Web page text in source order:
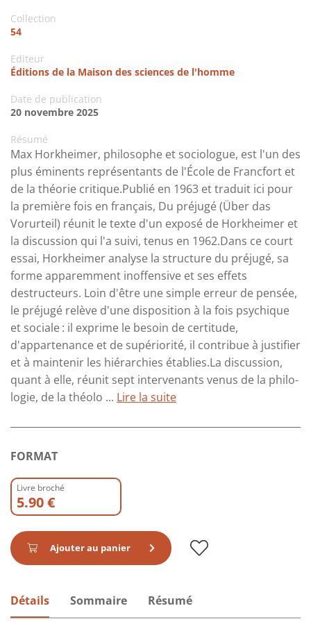
Collection
54
Editeur
Éditions de la Maison des sciences de l'homme
Date de publication
20 novembre 2025
Résumé
Max Horkheimer, philosophe et sociologue, est l'un des
plus éminents représentants de l'École de Francfort et
de la théorie critique.Publié en 1963 et traduit ici pour
la première fois en français, Du préjugé (Über das
Vorurteil) réunit le texte d'un exposé de Horkheimer et
la discussion qui l'a suivi, tenus en 1962.Dans ce court
essai, Horkheimer analyse la structure du préjugé, sa
forme apparemment inoffensive et ses effets
destructeurs. Loin d'être une simple erreur de pensée,
le préjugé relève d'une disposition à la fois psychique
et sociale : il exprime le besoin de certitude,
d'appartenance et de supériorité, il contribue à justifier
et à main­tenir les hiérarchies établies.La discussion,
quant à elle, réunit sept intervenants venus de la philo­
logie, de la théolo ... Lire la suite
FORMAT
Livre broché
5.90 €
Ajouter au panier
Détails Sommaire Résumé